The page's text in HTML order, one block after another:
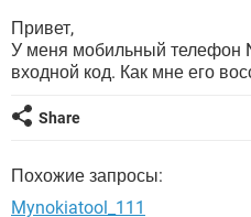
YANDEX
WINDOWS 10
ВИДЕО
YANDEX
FACEBOOK
WINDOWS 10
ВИДЕО
TIKTOK
WHATSAPP
FACEBOOK
ВИДЕО
Привет,
У меня мобильный телефон
входной код. Как мне его
Share
Похожие запросы:
Mynokiatool_111